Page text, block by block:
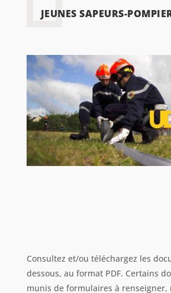
JEUNES SAPEURS-
Consultez et/ou téléchargez les
dessous, au format PDF. Certains
munis de formulaires à renseigner,